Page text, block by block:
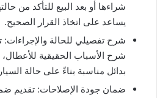
شراءها أو بعد البيع للتأكد من
يساعد على اتخاذ القرار الصحيح.
شرح تفصيلي للحالة والإجراءات:
شرح الأسباب الحقيقية
بدائل مناسبة بناءً على حالة
ضمان جودة الإصلاحات: تقديم